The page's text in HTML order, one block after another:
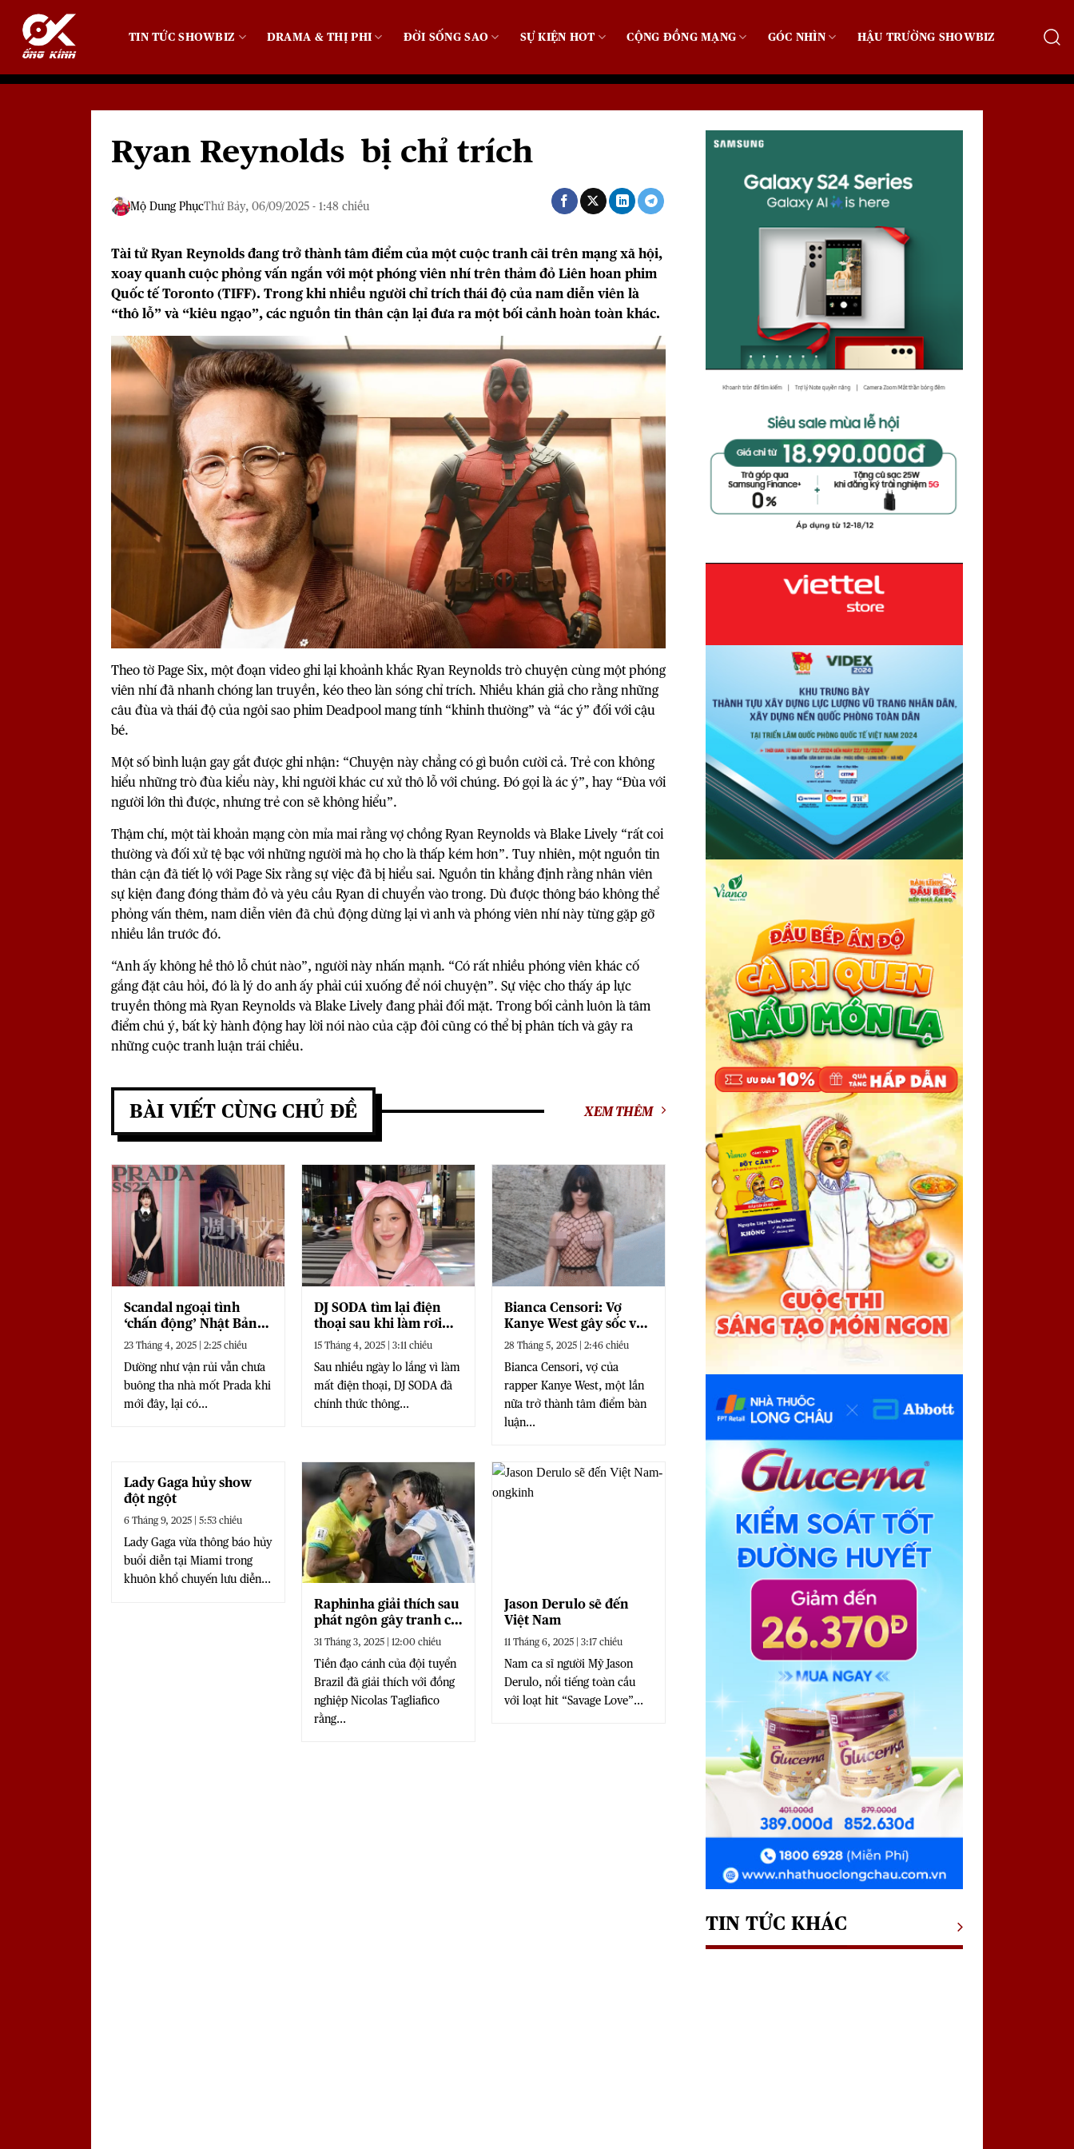
TIN TỨC SHOWBIZ DRAMA & THỊ PHI ĐỜI SỐNG SAO SỰ KIỆN HOT CỘNG ĐỒNG MẠNG GÓC NHÌN HẬU TRƯỜNG SHOWBIZ
Ryan Reynolds bị chỉ trích
Mộ Dung PhụcThứ Bảy, 06/09/2025 - 1:48 chiều
Tài tửRyan Reynoldsđang trở thành tâm điểm của một cuộc tranh cãi trên mạng xã hội,
xoay quanh cuộc phỏng vấn ngắn với một phóng viên nhí trên thảm đỏLiên hoan phim
Quốc tế Toronto(TIFF). Trong khi nhiều người chỉ trích thái độ của nam diễn viên là
“thô lỗ” và “kiêu ngạo”, các nguồn tin thân cận lại đưa ra một bối cảnh hoàn toàn khác.
Theo tờPage Six, một đoạn video ghi lại khoảnh khắc Ryan Reynolds trò chuyện cùng một phóng
viên nhí đã nhanh chóng lan truyền, kéo theo làn sóng chỉ trích. Nhiều khán giả cho rằng những
câu đùa và thái độ của ngôi sao phim Deadpool mang tính “khinh thường” và “ác ý” đối với cậu
bé.
Một số bình luận gay gắt được ghi nhận: “Chuyện này chẳng có gì buồn cười cả. Trẻ con không
hiểu những trò đùa kiểu này, khi người khác cư xử thô lỗ với chúng. Đó gọi là ác ý”, hay “Đùa với
người lớn thì được, nhưng trẻ con sẽ không hiểu”.
Thậm chí, một tài khoản mạng còn mỉa mai rằng vợ chồng Ryan Reynolds và Blake Lively “rất coi
thường và đối xử tệ bạc với những người mà họ cho là thấp kém hơn”. Tuy nhiên, một nguồn tin
thân cận đã tiết lộ với Page Six rằng sự việc đã bị hiểu sai. Nguồn tin khẳng định rằng nhân viên
sự kiện đang đóng thảm đỏ và yêu cầu Ryan di chuyển vào trong. Dù được thông báo không thể
phỏng vấn thêm, nam diễn viên đã chủ động dừng lại vì anh và phóng viên nhí này từng gặp gỡ
nhiều lần trước đó.
“Anh ấy không hề thô lỗ chút nào”, người này nhấn mạnh. “Có rất nhiều phóng viên khác cố
gắng đặt câu hỏi, đó là lý do anh ấy phải cúi xuống để nói chuyện”. Sự việc cho thấy áp lực
truyền thông mà Ryan Reynolds và Blake Lively đang phải đối mặt. Trong bối cảnh luôn là tâm
điểm chú ý, bất kỳ hành động hay lời nói nào của cặp đôi cũng có thể bị phân tích và gây ra
những cuộc tranh luận trái chiều.
BÀI VIẾT CÙNG CHỦ ĐỀ XEM THÊM
Scandal ngoại tình
‘chấn động’ Nhật Bản,
Prada lại ‘dính líu’ thế
nào?
23 Tháng 4, 2025 | 2:25 chiều
Dường như vận rủi vẫn chưa
buông tha nhà mốt Prada khi
mới đây, lại có...
DJ SODA tìm lại điện
thoại sau khi làm rơi
trên máy bay, phủ
nhận tin đồn lộ clip
nóng
15 Tháng 4, 2025 | 3:11 chiều
Sau nhiều ngày lo lắng vì làm
mất điện thoại, DJ SODA đã
chính thức thông...
Bianca Censori: Vợ
Kanye West gây sốc với
trang phục xuyên thấu
28 Tháng 5, 2025 | 2:46 chiều
Bianca Censori, vợ của
rapper Kanye West, một lần
nữa trở thành tâm điểm bàn
luận...
Lady Gaga hủy show
đột ngột
6 Tháng 9, 2025 | 5:53 chiều
Lady Gaga vừa thông báo hủy
buổi diễn tại Miami trong
khuôn khổ chuyến lưu diễn...
Raphinha giải thích sau
phát ngôn gây tranh cãi
về Argentina
31 Tháng 3, 2025 | 12:00 chiều
Tiền đạo cánh của đội tuyển
Brazil đã giải thích với đồng
nghiệp Nicolas Tagliafico
rằng...
Jason Derulo sẽ đến
Việt Nam
11 Tháng 6, 2025 | 3:17 chiều
Nam ca sĩ người Mỹ Jason
Derulo, nổi tiếng toàn cầu
với loạt hit “Savage Love”...
TIN TỨC KHÁC